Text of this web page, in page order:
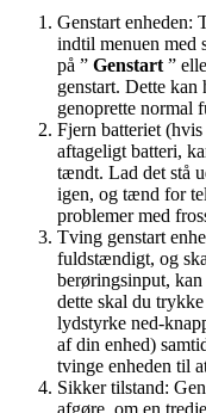
Genstart enheden:
indtil menuen med
på ” Genstart ”
genstart. Dette
genoprette normal
Fjern batteriet
aftageligt batteri,
tændt. Lad det stå
igen, og tænd for
problemer med
Tving genstart
fuldstændigt, og
berøringsinput,
dette skal du
lydstyrke ned-
af din enhed)
tvinge enheden til
Sikker tilstand:
afgøre, om en